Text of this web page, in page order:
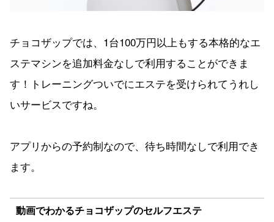
チョコザップでは、1台100万円以上もする本格的なエ
ステマシンを追加料金なしで利用することができま
す！トレーニングついでにエステを受けられてうれし
いサービスですね。
アプリからの予約制なので、待ち時間なしで利用でき
ます。
動画でわかるチョコザップのセルフエステ